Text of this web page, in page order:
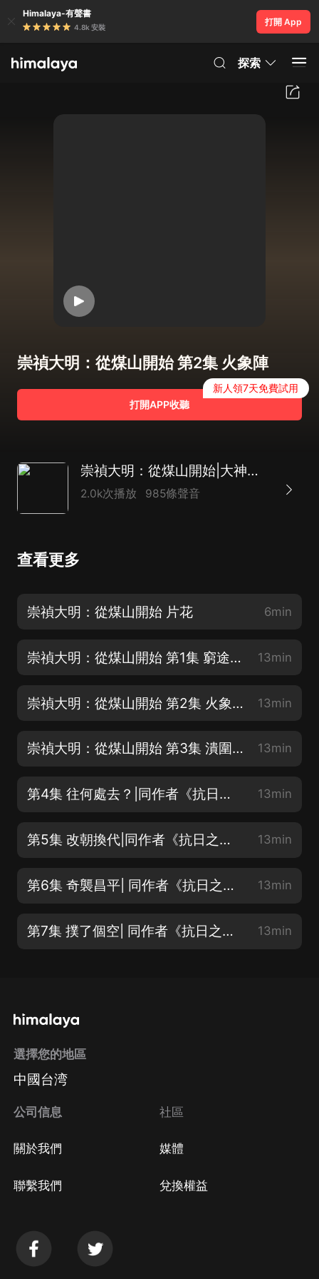
Himalaya-有聲書
4.8k 安裝
打開 App
探索
崇禎大明：從煤山開始 第2集 火象陣
打開APP收聽
新人領7天免費試用
崇禎大明：從煤山開始|大神作品|軍事歷史|VIP
2.0k次播放 985條聲音
查看更多
崇禎大明：從煤山開始 片花 6min
崇禎大明：從煤山開始 第1集 窮途末路 13min
崇禎大明：從煤山開始 第2集 火象陣 13min
崇禎大明：從煤山開始 第3集 潰圍而出 13min
第4集 往何處去？|同作者《抗日之全能兵王》熱播 13min
第5集 改朝換代|同作者《抗日之全能兵王》熱播 13min
第6集 奇襲昌平| 同作者《抗日之全能兵王》熱播 13min
第7集 撲了個空| 同作者《抗日之全能兵王》熱播 13min
選擇您的地區
中國台湾
公司信息
關於我們
聯繫我們
社區
媒體
兌換權益